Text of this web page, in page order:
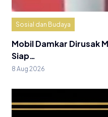
Sosial dan Budaya
Mobil Damkar Dirusak
Siap…
8 Aug 2026